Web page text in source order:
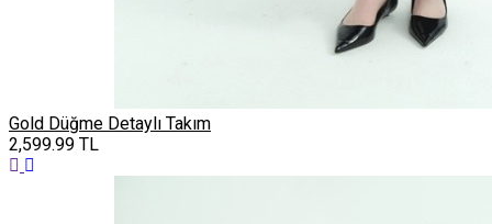
Gold Düğme Detaylı Takım
2,599.99 TL